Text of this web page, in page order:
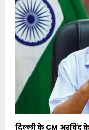
दिल्ली के CM अरविंद